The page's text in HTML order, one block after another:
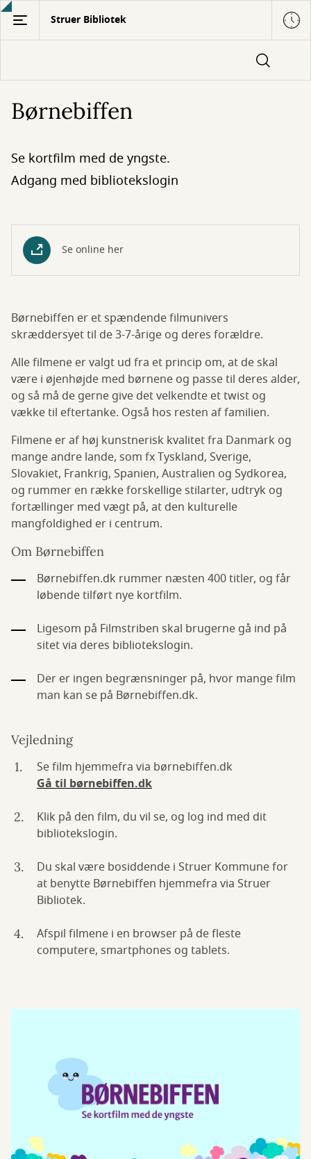
Gå
hovedindhold
Struer Bibliotek
Børnebiffen
Se kortfilm med de yngste.
Adgang med bibliotekslogin
Se online her
Børnebiffen er et spændende filmunivers
skræddersyet til de 3-7-årige og deres forældre.
Alle filmene er valgt ud fra et princip om, at de skal
være i øjenhøjde med børnene og passe til deres alder,
og så må de gerne give det velkendte et twist og
vække til eftertanke. Også hos resten af familien.
Filmene er af høj kunstnerisk kvalitet fra Danmark og
mange andre lande, som fx Tyskland, Sverige,
Slovakiet, Frankrig, Spanien, Australien og Sydkorea,
og rummer en række forskellige stilarter, udtryk og
fortællinger med vægt på, at den kulturelle
mangfoldighed er i centrum.
Om Børnebiffen
Børnebiffen.dk rummer næsten 400 titler, og får
løbende tilført nye kortfilm.
Ligesom på Filmstriben skal brugerne gå ind på
sitet via deres bibliotekslogin.
Der er ingen begrænsninger på, hvor mange film
man kan se på Børnebiffen.dk.
Vejledning
Se film hjemmefra via børnebiffen.dk
Gå til børnebiffen.dk
Klik på den film, du vil se, og log ind med dit
bibliotekslogin.
Du skal være bosiddende i Struer Kommune for
at benytte Børnebiffen hjemmefra via Struer
Bibliotek.
Afspil filmene i en browser på de fleste
computere, smartphones og tablets.